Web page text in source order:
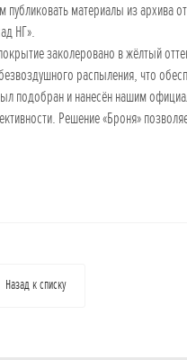
публиковать материалы из архива
НГ».
заколеровано в жёлтый
распыления, что
подобран и нанесён нашим
Решение «Броня»
Назад к списку